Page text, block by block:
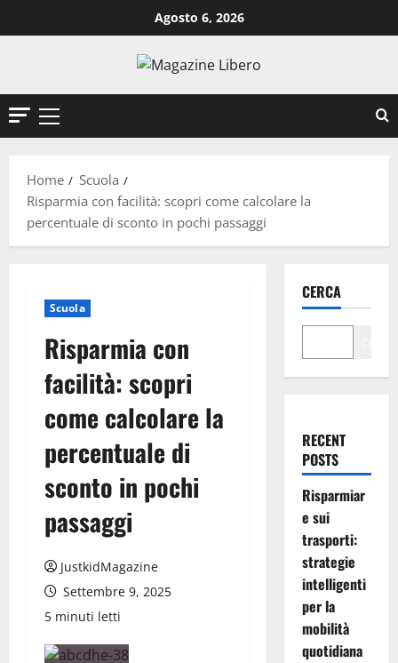
al
Agosto 6, 2026
Menu
Home
Scuola
Risparmia con facilità: scopri come calcolare la
percentuale di sconto in pochi passaggi
Scuola
Risparmia con
facilità: scopri
come calcolare la
percentuale di
sconto in pochi
passaggi
JustkidMagazine
Settembre 9, 2025
5 minuti letti
CERCA
RECENT
POSTS
Risparmiar
e sui
trasporti:
strategie
intelligenti
per la
mobilità
quotidiana